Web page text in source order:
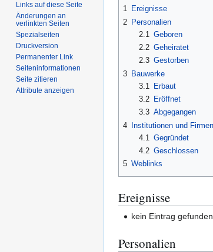
1 Ereignisse
2 Personalien
2.1 Geboren
2.2 Geheiratet
2.3 Gestorben
3 Bauwerke
3.1
Erbaut
3.2
Eröffnet
3.3 Abgegangen
4 Institutionen und Firmen
4.1 Gegründet
4.2 Geschlossen
5 Weblinks
Ereignisse
kein Eintrag gefunden
Personalien
Links auf diese Seite
Änderungen an
verlinkten Seiten
Spezialseiten
Druckversion
Permanenter Link
Seiten­­informationen
Seite zitieren
Attribute anzeigen